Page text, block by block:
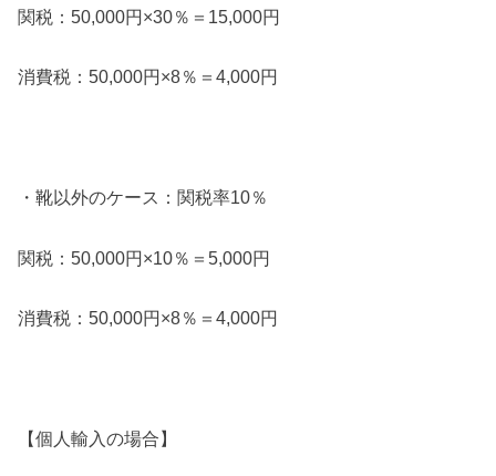
関税：50,000円×30％＝15,000円
消費税：50,000円×8％＝4,000円
・靴以外のケース：関税率10％
関税：50,000円×10％＝5,000円
消費税：50,000円×8％＝4,000円
【個人輸入の場合】